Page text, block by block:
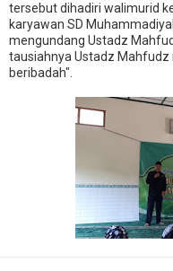
tersebut dihadiri walimurid
karyawan SD
mengundang Ustadz
tausiahnya Ustadz Mahfudz
beribadah".